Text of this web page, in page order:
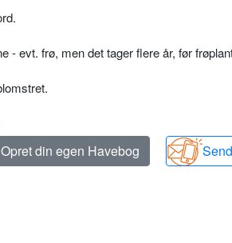
- evt. frø, men det tager flere år, før
Opret din egen Havebog